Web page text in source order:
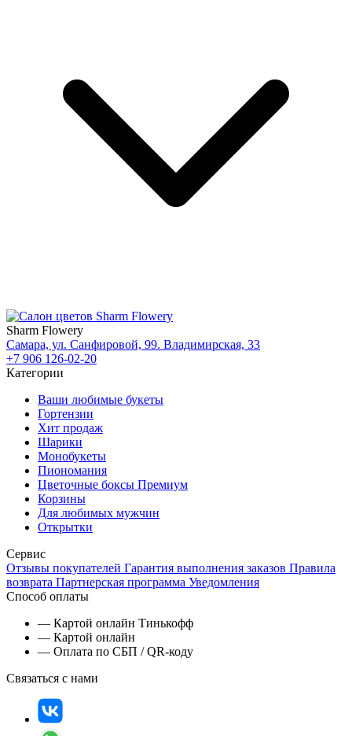
Sharm Flowery
Самара, ул. Санфировой, 99. Владимирская, 33
+7 906 126-02-20
Категории
Ваши любимые букеты
Гортензии
Хит продаж
Шарики
Монобукеты
Пиономания
Цветочные боксы Премиум
Корзины
Для любимых мужчин
Открытки
Сервис
Отзывы покупателей Гарантия выполнения заказов Правила
возврата Партнерская программа Уведомления
Способ оплаты
— Картой онлайн Тинькофф
— Картой онлайн
— Оплата по СБП / QR-коду
Связаться с нами